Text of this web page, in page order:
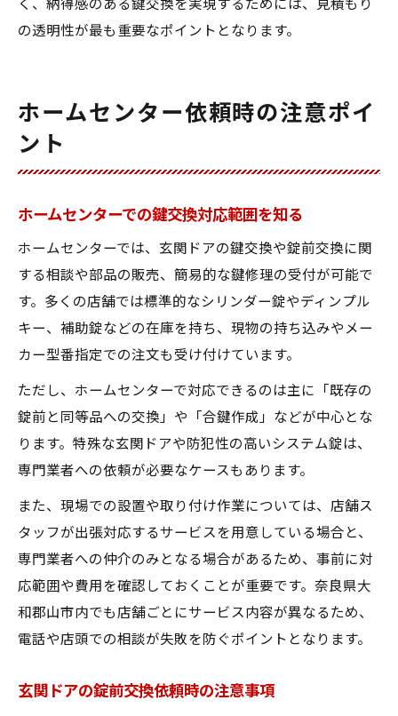
く、納得感のある鍵交換を実現するためには、見積もり
の透明性が最も重要なポイントとなります。
ホームセンター依頼時の注意ポイ
ント
ホームセンターでの鍵交換対応範囲を知る
ホームセンターでは、玄関ドアの鍵交換や錠前交換に関
する相談や部品の販売、簡易的な鍵修理の受付が可能で
す。多くの店舗では標準的なシリンダー錠やディンプル
キー、補助錠などの在庫を持ち、現物の持ち込みやメー
カー型番指定での注文も受け付けています。
ただし、ホームセンターで対応できるのは主に「既存の
錠前と同等品への交換」や「合鍵作成」などが中心とな
ります。特殊な玄関ドアや防犯性の高いシステム錠は、
専門業者への依頼が必要なケースもあります。
また、現場での設置や取り付け作業については、店舗ス
タッフが出張対応するサービスを用意している場合と、
専門業者への仲介のみとなる場合があるため、事前に対
応範囲や費用を確認しておくことが重要です。奈良県大
和郡山市内でも店舗ごとにサービス内容が異なるため、
電話や店頭での相談が失敗を防ぐポイントとなります。
玄関ドアの錠前交換依頼時の注意事項